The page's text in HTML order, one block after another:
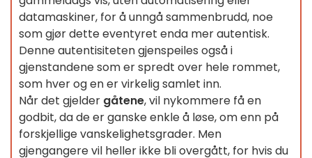
datamaskiner, for å unngå sammenbrudd, noe
som gjør dette eventyret enda mer autentisk.
Denne autentisiteten gjenspeiles også i
gjenstandene som er spredt over hele rommet,
som hver og en er virkelig samlet inn.
Når det gjelder gåtene, vil nykommere få en
godbit, da de er ganske enkle å løse, om enn på
forskjellige vanskelighetsgrader. Men
gjengangere vil heller ikke bli overgått, for hvis du